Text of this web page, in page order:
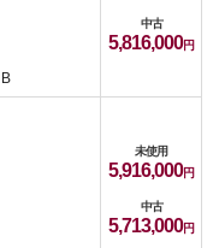
中古
5,816,000
未使用
5,916,000
中古
5,713,000